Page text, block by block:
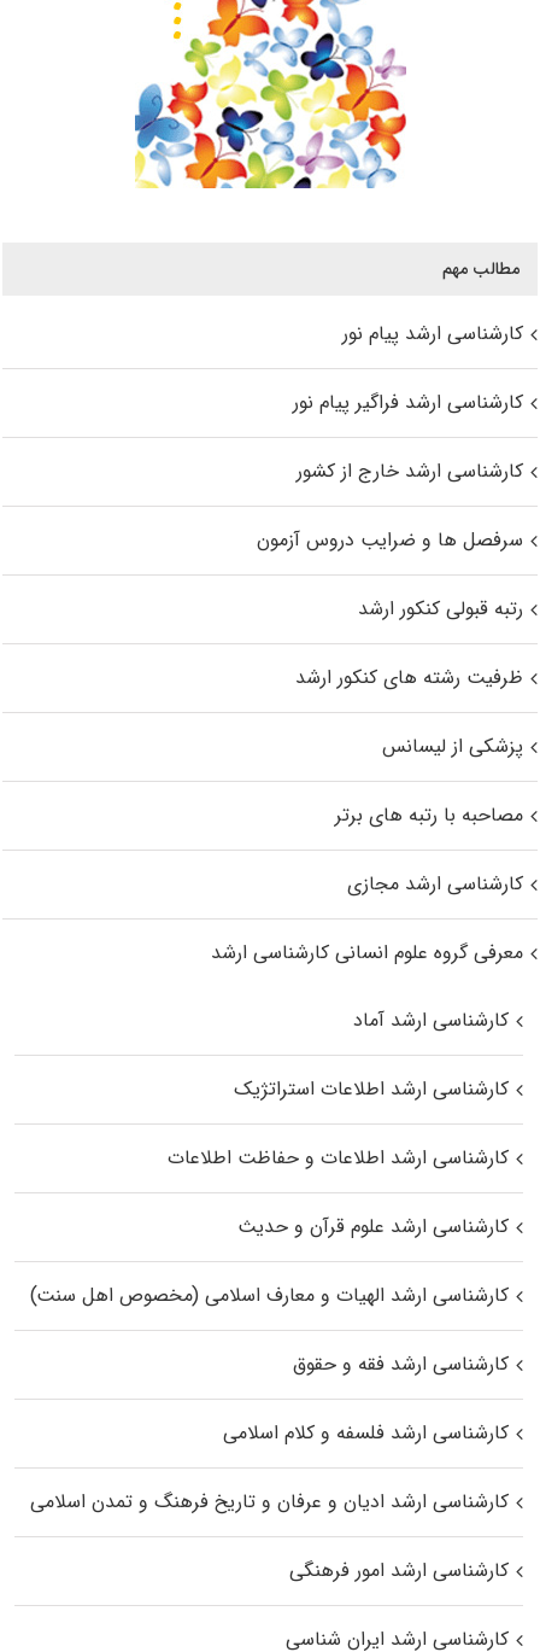
مطالب مهم
کارشناسی ارشد پیام نور
کارشناسی ارشد فراگیر پیام نور
کارشناسی ارشد خارج از کشور
سرفصل ها و ضرایب دروس آزمون
رتبه قبولی کنکور ارشد
ظرفیت رشته های کنکور ارشد
پزشکی از لیسانس
مصاحبه با رتبه های برتر
کارشناسی ارشد مجازی
معرفی گروه علوم انسانی کارشناسی ارشد
کارشناسی ارشد آماد
کارشناسی ارشد اطلاعات استراتژیک
کارشناسی ارشد اطلاعات و حفاظت اطلاعات
کارشناسی ارشد علوم قرآن و حدیث
کارشناسی ارشد الهیات و معارف اسلامی (مخصوص اهل سنت)
کارشناسی ارشد فقه و حقوق
کارشناسی ارشد فلسفه و کلام اسلامی
کارشناسی ارشد ادیان و عرفان و تاریخ فرهنگ و تمدن اسلامی
کارشناسی ارشد امور فرهنگی
کارشناسی ارشد ایران شناسی